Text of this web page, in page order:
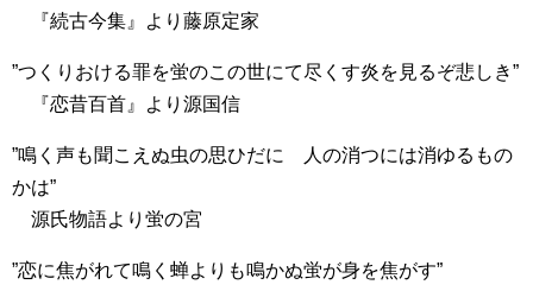
『続古今集』より藤原定家
”つくりおける罪を蛍のこの世にて尽くす炎を見るぞ悲しき”
『恋昔百首』より源国信
”鳴く声も聞こえぬ虫の思ひだに 人の消つには消ゆるもの
かは”
源氏物語より蛍の宮
”恋に焦がれて鳴く蝉よりも鳴かぬ蛍が身を焦がす”